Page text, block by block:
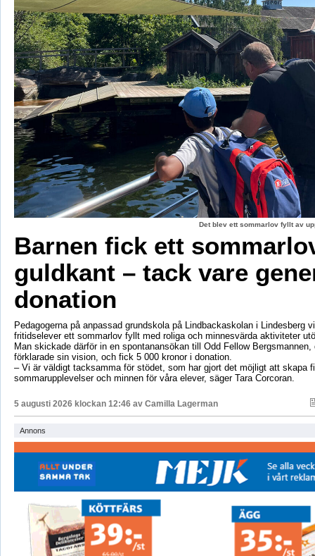
Det blev ett sommarlov fyllt av
Barnen fick ett
guldkant – tack vare
donation
Pedagogerna på anpassad grundskola på Lindbackaskolan i Lindesberg
fritidselever ett sommarlov fyllt med roliga och minnesvärda aktiviteter
Man skickade därför in en spontanansökan till Odd Fellow Bergsmannen,
förklarade sin vision, och fick 5 000 kronor i donation.
– Vi är väldigt tacksamma för stödet, som har gjort det möjligt att skapa
sommarupplevelser och minnen för våra elever, säger Tara Corcoran.
5 augusti 2026 klockan 12:46 av Camilla Lagerman
Annons